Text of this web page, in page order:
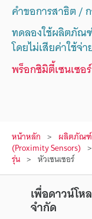
คำขอการสาธิต /
ทดลองใช้ผลิตภัณ
โดยไม่เสียค่าใช้จ่า
พร็อกซิมิตี้เซนเซอ
หน้าหลัก ผลิตภัณฑ์
(Proximity Sensors)
รุ่น หัวเซนเซอร์
เพื่อดาวน์โห
จำกัด